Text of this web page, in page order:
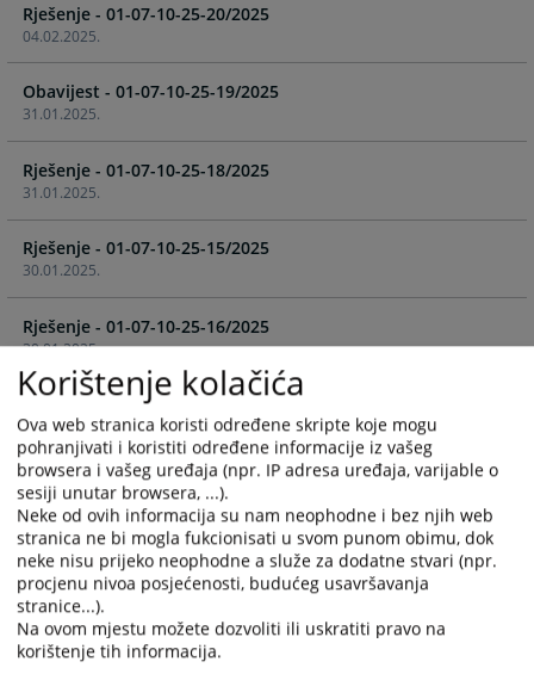
forward
to
interact
with
the
calendar
and
select
a
date.
Press
the
question
key
get
the
keyboard
shortcuts
for
changing
dates.
forward
interact
with
calendar
and
a
date.
the
question
key
get
the
keyboard
shortcuts
for
changing
dates.
04.02.2025.
Rješenje - 01-07-10-25-20/2025
31.01.2025.
Obavijest - 01-07-10-25-19/2025
31.01.2025.
Rješenje - 01-07-10-25-18/2025
30.01.2025.
Rješenje - 01-07-10-25-15/2025
30.01.2025.
Rješenje - 01-07-10-25-16/2025
27.01.2025.
Rješenje - 01-07-10-25-12/2025
15.01.2025.
Rješenje - 01-07-10-25-5/2025
07.01.2025.
Rješenje - 01-07-10-25-2/2025
30.12.2024.
Rješenje - 01-07-10-51-296/2024
Korištenje kolačića
Ova web stranica koristi određene skripte koje mogu
pohranjivati i koristiti određene informacije iz vašeg
browsera i vašeg uređaja (npr. IP adresa uređaja, varijable o
sesiji unutar browsera, ...).
Neke od ovih informacija su nam neophodne i bez njih web
stranica ne bi mogla fukcionisati u svom punom obimu, dok
neke nisu prijeko neophodne a služe za dodatne stvari (npr.
procjenu nivoa posjećenosti, budućeg usavršavanja
stranice...).
Na ovom mjestu možete dozvoliti ili uskratiti pravo na
korištenje tih informacija.